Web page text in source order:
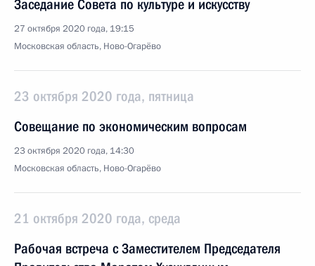
Заседание Совета по культуре и искусству
27 октября 2020 года, 19:15
Московская область, Ново-Огарёво
23 октября 2020 года, пятница
Совещание по экономическим вопросам
23 октября 2020 года, 14:30
Московская область, Ново-Огарёво
21 октября 2020 года, среда
Рабочая встреча с Заместителем Председателя